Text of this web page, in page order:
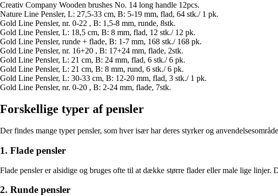
Creativ Company Wooden brushes No. 14 long handle 12pcs.
Nature Line Pensler, L: 27,5-33 cm, B: 5-19 mm, flad, 64 stk./ 1 pk.
Gold Line Pensler, nr. 0-22 , B: 1,5-8 mm, runde, 8stk.
Gold Line Pensler, L: 18,5 cm, B: 8 mm, flad, 12 stk./ 12 pk.
Gold Line Pensler, runde + flade, B: 1-7 mm, 168 stk./ 168 pk.
Gold Line Pensler, nr. 16+20 , B: 17+24 mm, flade, 2stk.
Gold Line Pensler, L: 21 cm, B: 24 mm, flad, 6 stk./ 6 pk.
Gold Line Pensler, L: 21 cm, B: 8 mm, rund, 6 stk./ 6 pk.
Gold Line Pensler, L: 30-33 cm, B: 12-20 mm, flad, 3 stk./ 1 pk.
Gold Line Pensler, nr. 0-20 , B: 2-24 mm, flade, 7stk.
Forskellige typer af pensler
Der findes mange typer pensler, som hver især har deres styrker og
1. Flade pensler
Flade pensler er alsidige og bruges ofte til at dække større flader eller male lige
2. Runde pensler